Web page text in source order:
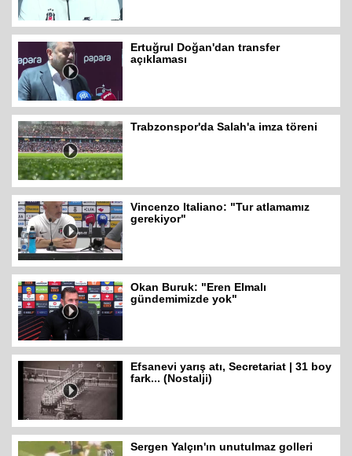
Ertuğrul Doğan'dan transfer
açıklaması
Trabzonspor'da Salah'a imza töreni
Vincenzo Italiano: "Tur atlamamız
gerekiyor"
Okan Buruk: "Eren Elmalı
gündemimizde yok"
Efsanevi yarış atı, Secretariat | 31 boy
fark... (Nostalji)
Sergen Yalçın'ın unutulmaz golleri